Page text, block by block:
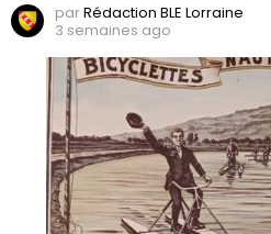
parRédaction BLE Lorraine
3 semaines ago